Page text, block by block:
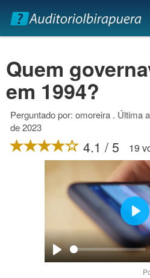
Quem
em 1994?
Perguntado por: omoreira . Última
de 2023
4.1 / 5 19
Play
Play